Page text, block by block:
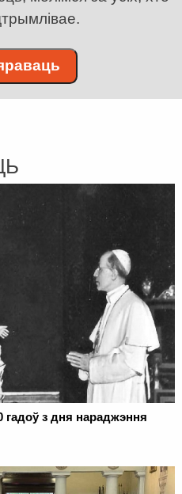
гадоў з дня нараджэння